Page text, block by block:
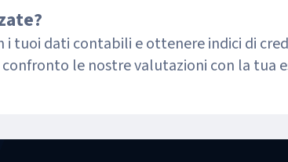
i tuoi dati contabili e ottenere indici di
le nostre valutazioni con la tua